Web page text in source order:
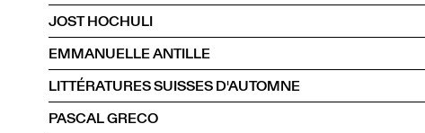
JOST HOCHULI
EMMANUELLE ANTILLE
LITTÉRATURES SUISSES D'AUTOMNE
PASCAL GRECO